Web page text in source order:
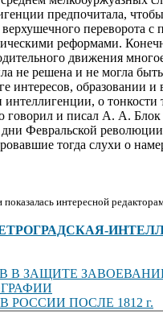
предпочитала,
переворота
реформами.
движения
не решена и не могла
интересов, образовании
о
говорил и писал А. А.
Февральской
тогда слухи о
интересной
ПЕТРОГРАДСКАЯ-
ЗАЩИТЕ
ПОСЛЕ 1812 г.